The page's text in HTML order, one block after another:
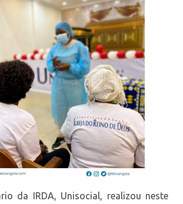
da IRDA, Unisocial, realizou neste